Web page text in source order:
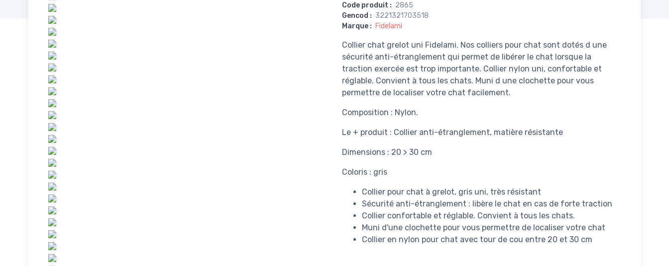
Code produit : 2865
Gencod : 3221321703518
Marque : Fidelami
Collier chat grelot uni Fidelami. Nos colliers pour chat sont dotés d une
sécurité anti-étranglement qui permet de libérer le chat lorsque la
traction exercée est trop importante. Collier nylon uni, confortable et
réglable. Convient à tous les chats. Muni d une clochette pour vous
permettre de localiser votre chat facilement.
Composition : Nylon.
Le + produit : Collier anti-étranglement, matière résistante
Dimensions : 20 > 30 cm
Coloris : gris
Collier pour chat à grelot, gris uni, très résistant
Sécurité anti-étranglement : libère le chat en cas de forte traction
Collier confortable et réglable. Convient à tous les chats.
Muni d'une clochette pour vous permettre de localiser votre chat
Collier en nylon pour chat avec tour de cou entre 20 et 30 cm